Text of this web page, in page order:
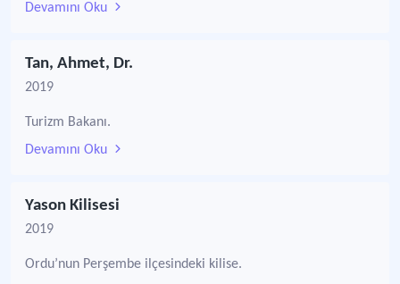
Devamını Oku
Tan, Ahmet, Dr.
2019
Turizm Bakanı.
Devamını Oku
Yason Kilisesi
2019
Ordu’nun Perşembe ilçesindeki kilise.